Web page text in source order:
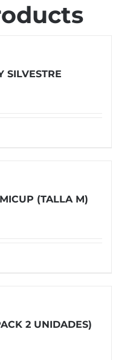
SILVESTRE
(TALLA M)
2 UNIDADES)